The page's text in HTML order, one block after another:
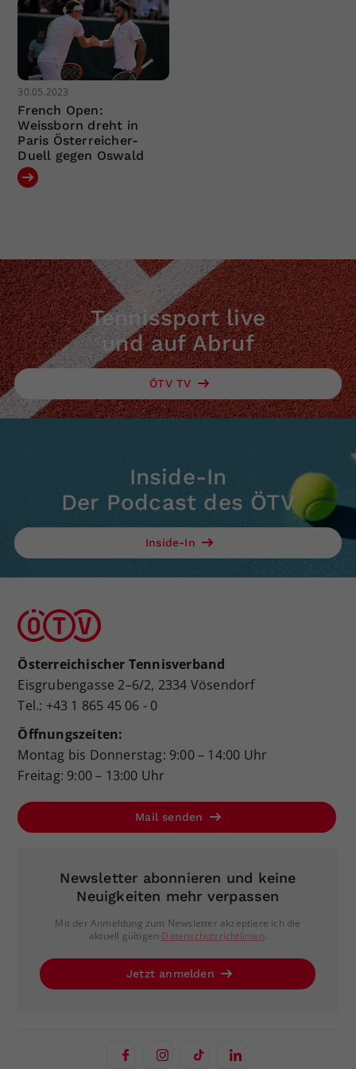
30.05.2023
French Open:
Weissborn dreht in
Paris Österreicher-
Duell gegen Oswald
Tennissport live
und auf Abruf
ÖTV TV
Inside-In
Der Podcast des ÖTV
Inside-In
Österreichischer Tennisverband
Eisgrubengasse 2–6/2, 2334 Vösendorf
Tel.: +43 1 865 45 06 - 0
Öffnungszeiten:
Montag bis Donnerstag: 9:00 – 14:00 Uhr
Freitag: 9:00 – 13:00 Uhr
Mail senden
Newsletter abonnieren und keine
Neuigkeiten mehr verpassen
Mit der Anmeldung zum Newsletter akzeptiere ich die
aktuell gültigen Datenschutzrichtlinien.
Jetzt anmelden